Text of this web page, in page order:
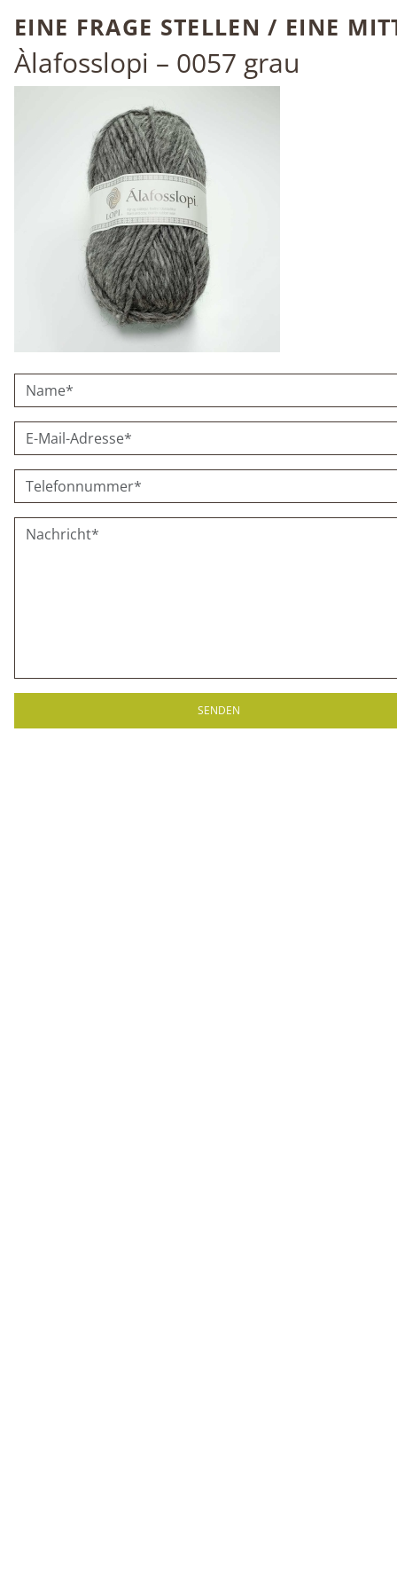
EINE FRAGE STELLEN / EINE
Àlafosslopi – 0057 grau
SENDEN